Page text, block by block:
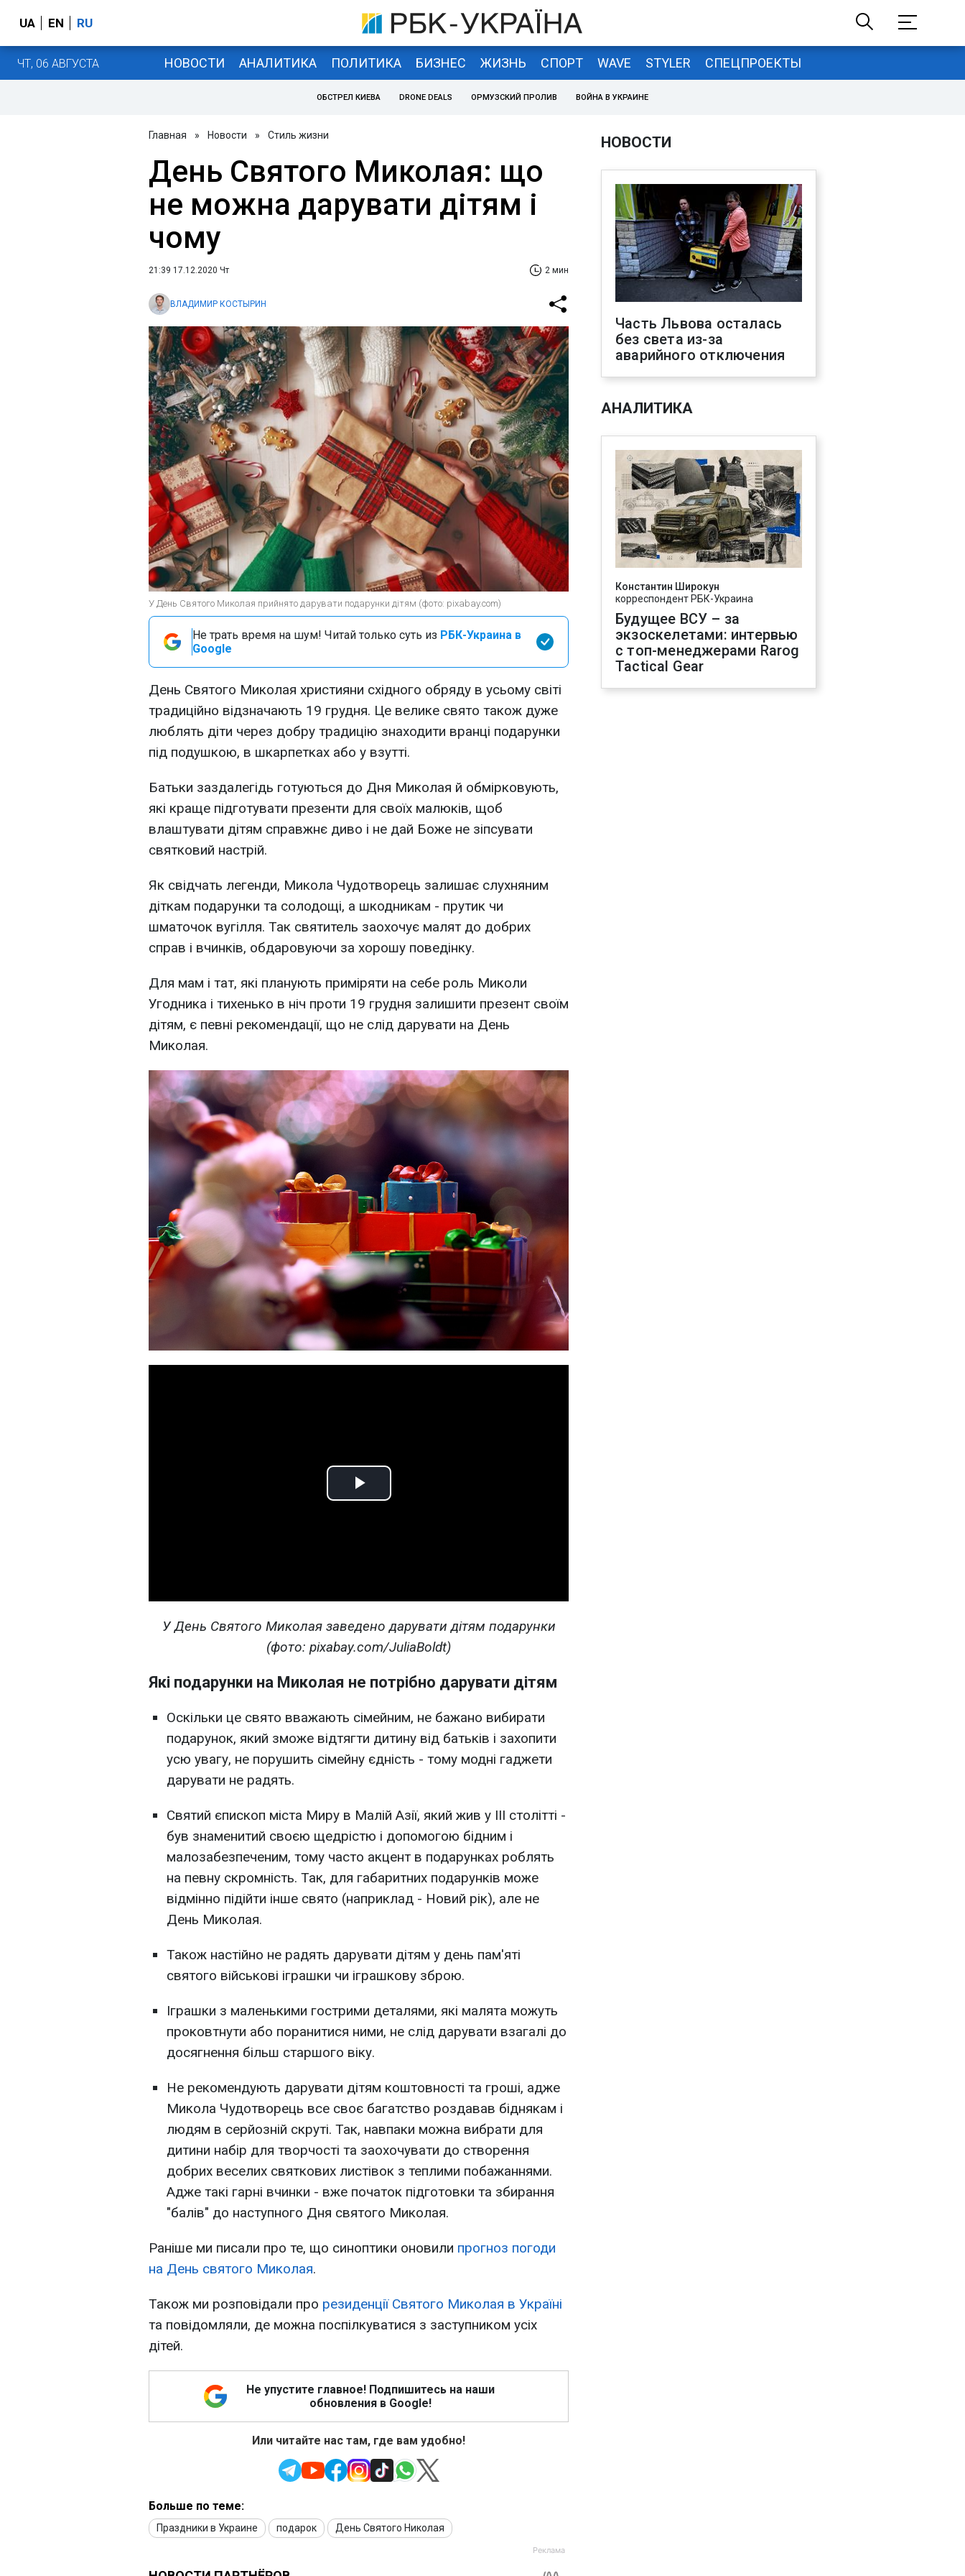
UA EN RU
ЧТ, 06 АВГУСТА НОВОСТИ АНАЛИТИКА ПОЛИТИКА БИЗНЕС ЖИЗНЬ СПОРТ WAVE STYLER СПЕЦПРОЕКТЫ
ОБСТРЕЛ КИЕВА DRONE DEALS ОРМУЗСКИЙ ПРОЛИВ ВОЙНА В УКРАИНЕ
Главная » Новости » Стиль жизни
День Святого Миколая: що
не можна дарувати дітям і
чому
21:39 17.12.2020 Чт 2 мин
ВЛАДИМИР КОСТЫРИН
У День Святого Миколая прийнято дарувати подарунки дітям (фото: pixabay.com)
Не трать время на шум! Читай только суть из РБК-Украина в
Google
День Святого Миколая християни східного обряду в усьому світі
традиційно відзначають 19 грудня. Це велике свято також дуже
люблять діти через добру традицію знаходити вранці подарунки
під подушкою, в шкарпетках або у взутті.
Батьки заздалегідь готуються до Дня Миколая й обмірковують,
які краще підготувати презенти для своїх малюків, щоб
влаштувати дітям справжнє диво і не дай Боже не зіпсувати
святковий настрій.
Як свідчать легенди, Микола Чудотворець залишає слухняним
діткам подарунки та солодощі, а шкодникам - прутик чи
шматочок вугілля. Так святитель заохочує малят до добрих
справ і вчинків, обдаровуючи за хорошу поведінку.
Для мам і тат, які планують приміряти на себе роль Миколи
Угодника і тихенько в ніч проти 19 грудня залишити презент своїм
дітям, є певні рекомендації, що не слід дарувати на День
Миколая.
Play
У День Святого Миколая заведено дарувати дітям подарунки
(фото: pixabay.com/JuliaBoldt)
Які подарунки на Миколая не потрібно дарувати дітям
Оскільки це свято вважають сімейним, не бажано вибирати
подарунок, який зможе відтягти дитину від батьків і захопити
усю увагу, не порушить сімейну єдність - тому модні гаджети
дарувати не радять.
Святий єпископ міста Миру в Малій Азії, який жив у III столітті -
був знаменитий своєю щедрістю і допомогою бідним і
малозабезпеченим, тому часто акцент в подарунках роблять
на певну скромність. Так, для габаритних подарунків може
відмінно підійти інше свято (наприклад - Новий рік), але не
День Миколая.
Також настійно не радять дарувати дітям у день пам'яті
святого військові іграшки чи іграшкову зброю.
Іграшки з маленькими гострими деталями, які малята можуть
проковтнути або поранитися ними, не слід дарувати взагалі до
досягнення більш старшого віку.
Не рекомендують дарувати дітям коштовності та гроші, адже
Микола Чудотворець все своє багатство роздавав біднякам і
людям в серйозній скруті. Так, навпаки можна вибрати для
дитини набір для творчості та заохочувати до створення
добрих веселих святкових листівок з теплими побажаннями.
Адже такі гарні вчинки - вже початок підготовки та збирання
"балів" до наступного Дня святого Миколая.
Раніше ми писали про те, що синоптики оновили прогноз погоди
на День святого Миколая.
Також ми розповідали про резиденції Святого Миколая в Україні
та повідомляли, де можна поспілкуватися з заступником усіх
дітей.
Не упустите главное! Подпишитесь на наши
обновления в Google!
Или читайте нас там, где вам удобно!
Больше по теме:
Праздники в Украине подарок День Святого Николая
НОВОСТИ
Часть Львова осталась
без света из-за
аварийного отключения
АНАЛИТИКА
Константин Широкун
корреспондент РБК-Украина
Будущее ВСУ – за
экзоскелетами: интервью
с топ-менеджерами Rarog
Tactical Gear